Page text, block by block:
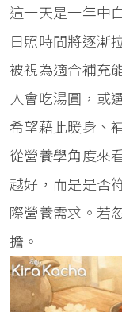
這一天是一年中
日照時間將逐漸
被視為適合補充
人會吃湯圓，或
希望藉此暖身、
從營養學角度來
越好，而是是否
際營養需求。若
擔。